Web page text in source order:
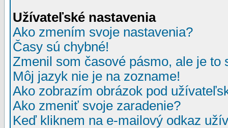
Užívateľské nastavenia
Ako zmením svoje nastavenia?
Časy sú chybné!
Zmenil som časové pásmo, ale je to
Môj jazyk nie je na zozname!
Ako zobrazím obrázok pod
Ako zmeniť svoje zaradenie?
Keď kliknem na e-mailový odkaz